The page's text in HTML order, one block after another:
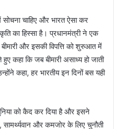
चाहिए और भारत ऐसा कर
का हिस्सा है। प्रधानमंत्री ने एक
और इसकी विपत्ति को शुरुआत में
कहा कि जब बीमारी असाध्य हो जाती
कहा, हर भारतीय इन दिनों बस यही
को कैद कर दिया है और इसने
सामर्थ्‍यवान और कमजोर के लिए चुनौती